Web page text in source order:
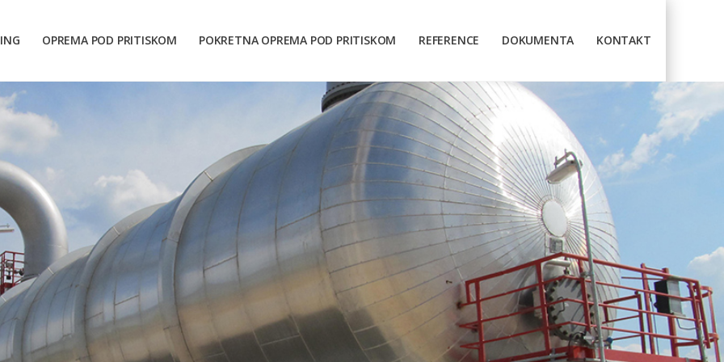
OPREMA POD PRITISKOM POKRETNA OPREMA POD PRITISKOM REFERENCE DOKUMENTA KONTAKT